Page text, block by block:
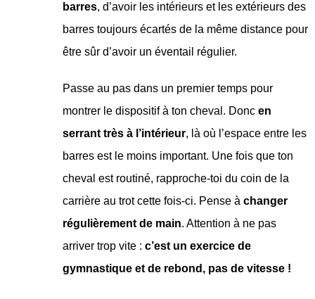
barres, d’avoir les intérieurs et les extérieurs des
barres toujours écartés de la même distance pour
être sûr d’avoir un éventail régulier.
Passe au pas dans un premier temps pour
montrer le dispositif à ton cheval. Donc en
serrant très à l’intérieur, là où l’espace entre les
barres est le moins important. Une fois que ton
cheval est routiné, rapproche-toi du coin de la
carrière au trot cette fois-ci. Pense à changer
régulièrement de main. Attention à ne pas
arriver trop vite : c’est un exercice de
gymnastique et de rebond, pas de vitesse !